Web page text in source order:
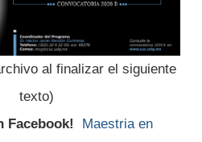
al finalizar el siguiente
texto)
Facebook!
Maestria en